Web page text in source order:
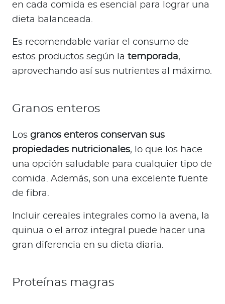
en cada comida es esencial para lograr una
dieta balanceada.
Es recomendable variar el consumo de
estos productos según la temporada,
aprovechando así sus nutrientes al máximo.
Granos enteros
Los granos enteros conservan sus
propiedades nutricionales, lo que los hace
una opción saludable para cualquier tipo de
comida. Además, son una excelente fuente
de fibra.
Incluir cereales integrales como la avena, la
quinua o el arroz integral puede hacer una
gran diferencia en su dieta diaria.
Proteínas magras